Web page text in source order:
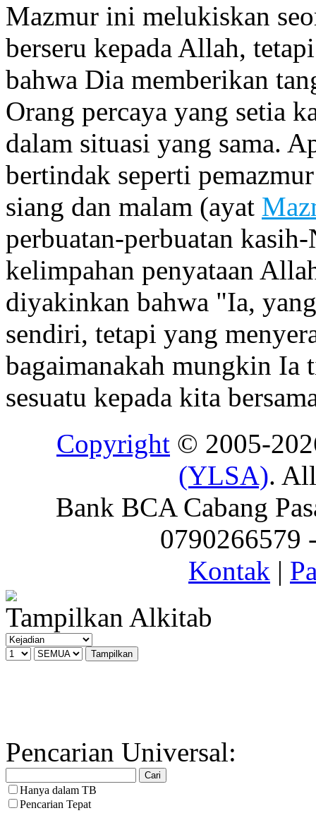
Mazmur ini melukiskan
berseru kepada Allah,
bahwa Dia memberikan
Orang percaya yang setia
dalam situasi yang sama.
bertindak seperti
siang dan malam (ayat
perbuatan-perbuatan
kelimpahan penyataan
diyakinkan bahwa "Ia,
sendiri, tetapi yang
bagaimanakah mungkin Ia
sesuatu kepada kita
Copyright © 2005-
(YLSA).
Bank BCA Cabang
0790266579
Kontak |
Tampilkan Alkitab
Pencarian Universal:
Hanya dalam TB
Pencarian Tepat